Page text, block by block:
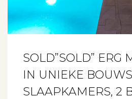
SOLD”SOLD” ERG
IN UNIEKE
SLAAPKAMERS, 2